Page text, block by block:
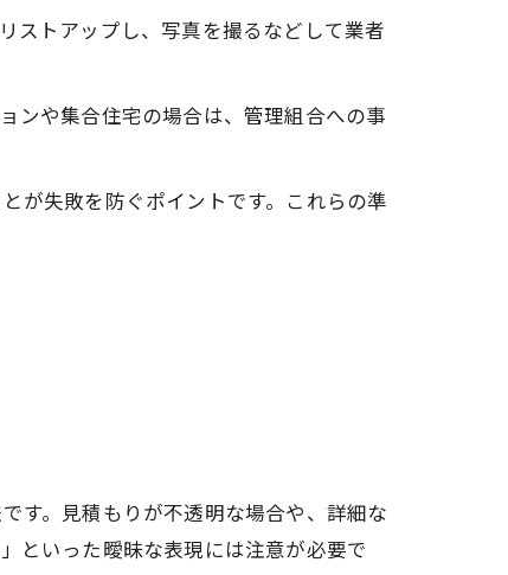
ストアップし、写真を撮るなどして業者
ンや集合住宅の場合は、管理組合への事
が失敗を防ぐポイントです。これらの準
す。見積もりが不透明な場合や、詳細な
といった曖昧な表現には注意が必要で